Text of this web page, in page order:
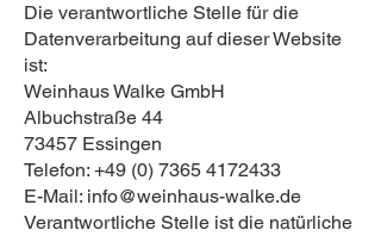
Die verantwortliche Stelle für die
Datenverarbeitung auf dieser Website
ist:
Weinhaus Walke GmbH
Albuchstraße 44
73457 Essingen
Telefon: +49 (0) 7365 4172433
E-Mail: info@weinhaus-walke.de
Verantwortliche Stelle ist die natürliche